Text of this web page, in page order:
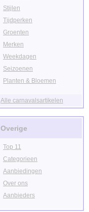
Stijlen
Tijdperken
Groenten
Merken
Weekdagen
Seizoenen
Planten & Bloemen
Alle carnavalsartikelen
Overige
Top 11
Categorieen
Aanbiedingen
Over ons
Aanbieders